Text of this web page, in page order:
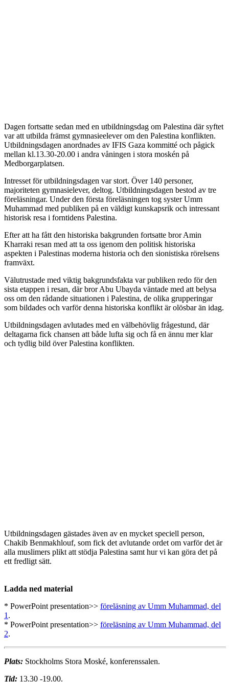
Dagen fortsatte sedan med en utbildningsdag om Palestina där syftet
var att utbilda främst gymnasieelever om den Palestina konflikten.
Utbildningsdagen anordnades av IFIS Gaza kommitté och pågick
mellan kl.13.30-20.00 i andra våningen i stora moskén på
Medborgarplatsen.
Intresset för utbildningsdagen var stort. Över 140 personer,
majoriteten gymnasielever, deltog. Utbildningsdagen bestod av tre
föreläsningar. Under den första föreläsningen tog syster Umm
Muhammad med publiken på en väldigt kunskapsrik och intressant
historisk resa i forntidens Palestina.
Efter att ha fått den historiska bakgrunden fortsatte bror Amin
Kharraki resan med att ta oss igenom den politisk historiska
aspekten i Palestinas moderna historia och den sionistiska rörelsens
framväxt.
Välutrustade med viktig bakgrundsfakta var publiken redo för den
sista etappen i resan, där bror Abu Ubayda väntade med att belysa
oss om den rådande situationen i Palestina, de olika grupperingar
som bildades och varför denna historiska konflikt är olösbar än idag.
Utbildningsdagen avlutades med en välbehövlig frågestund, där
deltagarna fick chansen att både lufta sig och få en ännu mer klar
och tydlig bild över Palestina konflikten.
Utbildningsdagen gästades även av en mycket speciell person,
Chakib Benmakhlouf, som fick det avlutande ordet om varför det är
alla muslimers plikt att stödja Palestina samt hur vi kan göra det på
ett fredligt sätt.
Ladda ned material
* PowerPoint presentation>> föreläsning av Umm Muhammad, del
1 .
* PowerPoint presentation>> föreläsning av Umm Muhammad, del
2.
Plats: Stockholms Stora Moské, konferenssalen.
Tid: 13.30 -19.00.